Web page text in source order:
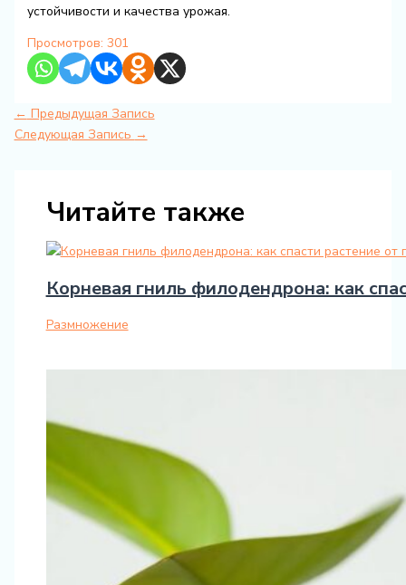
устойчивости и качества урожая.
Просмотров: 301
← Предыдущая Запись
Следующая Запись →
Читайте также
Корневая гниль филодендрона: как
Размножение